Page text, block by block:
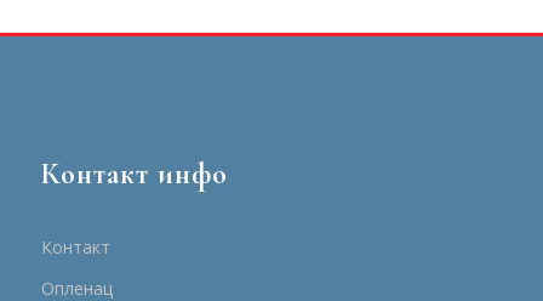
Контакт инфо
Контакт
Опленац